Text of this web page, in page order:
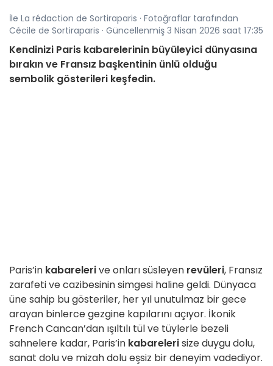
İle La rédaction de Sortiraparis · Fotoğraflar tarafından
Cécile de Sortiraparis · Güncellenmiş 3 Nisan 2026 saat 17:35
Kendinizi Paris kabarelerinin büyüleyici dünyasına
bırakın ve Fransız başkentinin ünlü olduğu
sembolik gösterileri keşfedin.
Paris’in kabarelerive onları süsleyen revüleri, Fransız
zarafeti ve cazibesinin simgesi haline geldi. Dünyaca
üne sahip bu gösteriler, her yıl unutulmaz bir gece
arayan binlerce gezgine kapılarını açıyor. İkonik
French Cancan’dan ışıltılı tül ve tüylerle bezeli
sahnelere kadar, Paris’in kabarelerisize duygu dolu,
sanat dolu ve mizah dolu eşsiz bir deneyim vadediyor.